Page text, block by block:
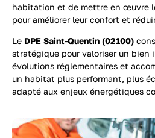
habitation et de mettre en œuvre
pour améliorer leur confort et
Le DPE Saint-Quentin (02100)
stratégique pour valoriser un bien
évolutions réglementaires et
un habitat plus performant, plus
adapté aux enjeux énergétiques